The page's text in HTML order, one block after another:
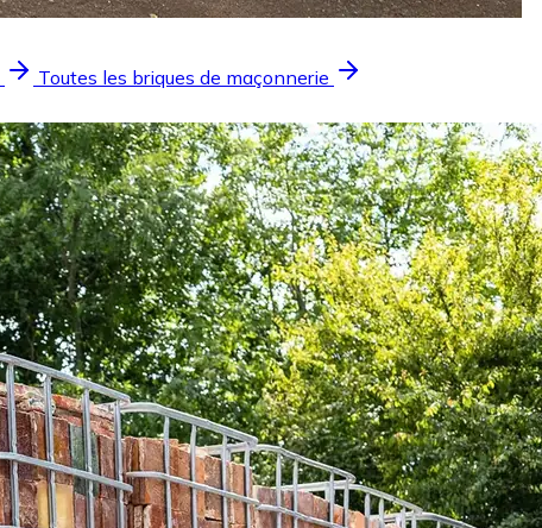
Toutes les briques de maçonnerie